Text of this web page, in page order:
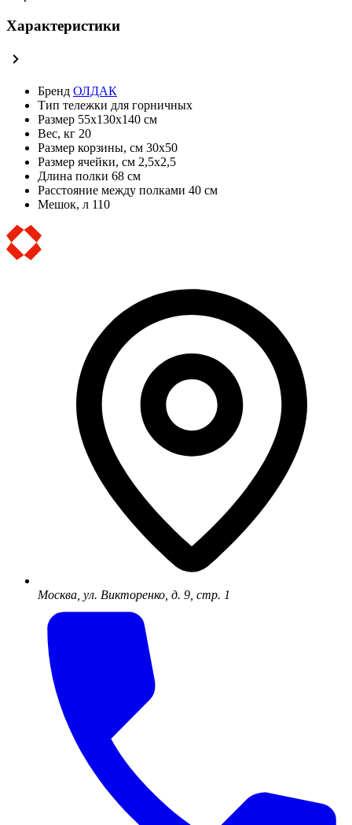
Характеристики
Бренд ОЛДАК
Тип тележки для горничных
Размер 55х130х140 см
Вес, кг 20
Размер корзины, см 30х50
Размер ячейки, см 2,5х2,5
Длина полки 68 см
Расстояние между полками 40 см
Мешок, л 110
Москва, ул. Викторенко, д. 9, стр. 1